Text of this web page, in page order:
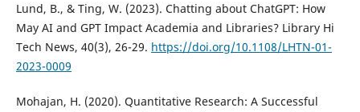
Lund, B., & Ting, W. (2023). Chatting about ChatGPT: How
May AI and GPT Impact Academia and Libraries? Library Hi
Tech News, 40(3), 26-29. https://doi.org/10.1108/LHTN-01-
2023-0009
Mohajan, H. (2020). Quantitative Research: A Successful